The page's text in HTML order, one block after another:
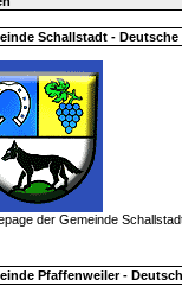
Schallstadt - Deutsche
der Gemeinde
Pfaffenweiler -